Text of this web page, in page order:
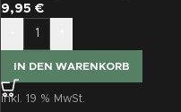
9,95€
IN DEN WARENKORB
inkl. 19 % MwSt.